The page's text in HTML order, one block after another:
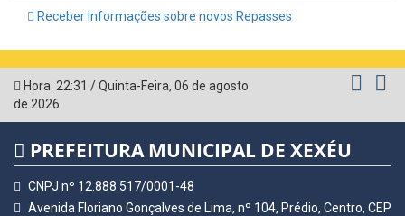
Receber Informações sobre novos Repasses
Hora: 22:31 /Quinta-Feira, 06 de agosto
de 2026
PREFEITURA MUNICIPAL DE XEXÉU
CNPJ nº 12.888.517/0001-48
Avenida Floriano Gonçalves de Lima, nº 104, Prédio, Centro, CEP